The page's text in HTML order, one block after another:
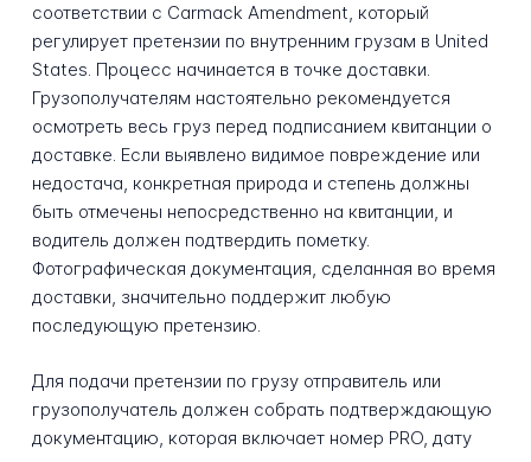
соответствии с Carmack Amendment, который
регулирует претензии по внутренним грузам в United
States. Процесс начинается в точке доставки.
Грузополучателям настоятельно рекомендуется
осмотреть весь груз перед подписанием квитанции о
доставке. Если выявлено видимое повреждение или
недостача, конкретная природа и степень должны
быть отмечены непосредственно на квитанции, и
водитель должен подтвердить пометку.
Фотографическая документация, сделанная во время
доставки, значительно поддержит любую
последующую претензию.
Для подачи претензии по грузу отправитель или
грузополучатель должен собрать подтверждающую
документацию, которая включает номер PRO, дату